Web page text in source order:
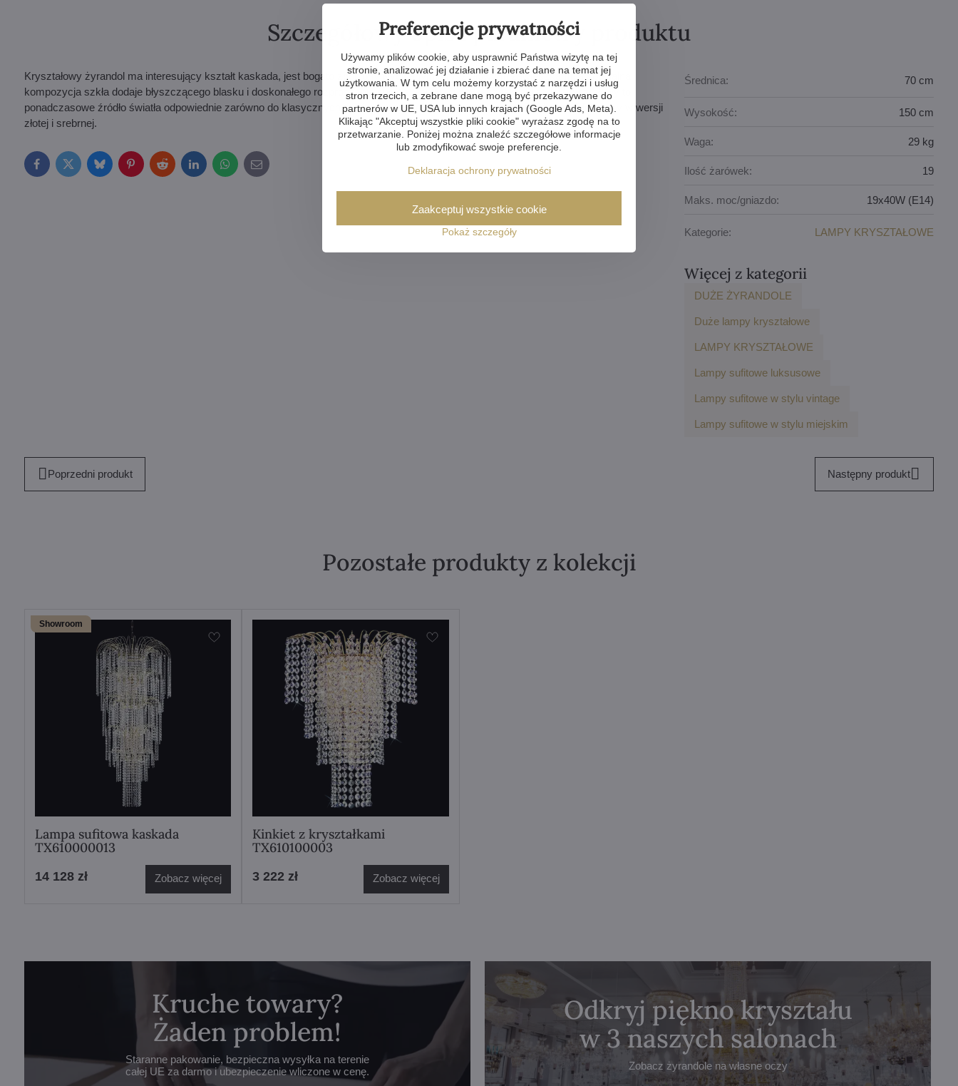
Szczegółowy opis i parametry produktu
Kryształowy żyrandol ma interesujący kształt kaskada, jest bogato zdobiony wycinanymi kryształowymi zawieszkami, a specjalna
kompozycja szkła dodaje błyszczącego blasku i doskonałego rozproszenia światła. Ten luksusowy czeski żyrandol kryształowy to
ponadczasowe źródło światła odpowiednie zarówno do klasycznych, jak i nowoczesnych wnętrz z wysokimi sufitami. Oferujemy w wersji
złotej i srebrnej.
FacebookTwitterBlueskyPinterestRedditLinkedInWhatsApp
E-
mail
Średnica: 70 cm
Wysokość: 150 cm
Waga: 29 kg
Ilość żarówek: 19
Maks. moc/gniazdo: 19x40W (E14)
Kategorie: LAMPY KRYSZTAŁOWE
Więcej z kategorii
DUŻE ŻYRANDOLE
Duże lampy kryształowe
LAMPY KRYSZTAŁOWE
Lampy sufitowe luksusowe
Lampy sufitowe w stylu vintage
Lampy sufitowe w stylu miejskim
Poprzedni produkt Następny produkt
Pozostałe produkty z kolekcji
Showroom
Lampa sufitowa kaskada
TX610000013
14 128 zł Zobacz więcej
Kinkiet z kryształkami
TX610100003
3 222 zł Zobacz więcej
Kruche towary?
Żaden problem!
Staranne pakowanie, bezpieczna wysyłka na terenie
całej UE za darmo i ubezpieczenie wliczone w cenę.
Odkryj piękno kryształu
w 3 naszych salonach
Zobacz żyrandole na własne oczy
Preferencje prywatności
Używamy plików cookie, aby usprawnić Państwa wizytę na tej
stronie, analizować jej działanie i zbierać dane na temat jej
użytkowania. W tym celu możemy korzystać z narzędzi i usług
stron trzecich, a zebrane dane mogą być przekazywane do
partnerów w UE, USA lub innych krajach (Google Ads, Meta).
Klikając "Akceptuj wszystkie pliki cookie" wyrażasz zgodę na to
przetwarzanie. Poniżej można znaleźć szczegółowe informacje
lub zmodyfikować swoje preferencje.
Deklaracja ochrony prywatności
Pokaż szczegóły
Zaakceptuj wszystkie cookie